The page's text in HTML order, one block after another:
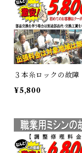
３本糸ロックの故障
¥5,800